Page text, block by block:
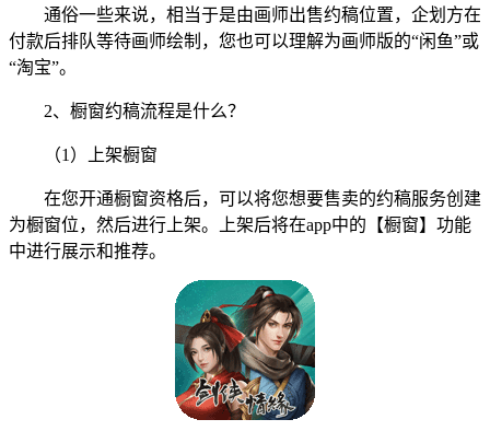
通俗一些来说，相当于是由画师出售约稿位置，企划方在
付款后排队等待画师绘制，您也可以理解为画师版的“闲鱼”或
“淘宝”。
2、橱窗约稿流程是什么？
（1）上架橱窗
在您开通橱窗资格后，可以将您想要售卖的约稿服务创建
为橱窗位，然后进行上架。上架后将在app中的【橱窗】功能
中进行展示和推荐。